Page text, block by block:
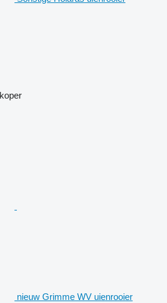
nieuw Grimme WV uienrooier